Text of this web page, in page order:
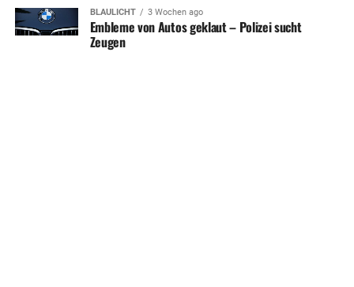
BLAULICHT 3 Wochen ago
Embleme von Autos geklaut – Polizei sucht
Zeugen